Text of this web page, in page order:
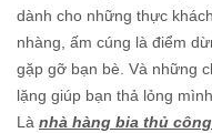
dành cho những thực
nhàng, ấm cúng là điểm
gặp gỡ bạn bè. Và những
lặng giúp bạn thả lỏng
Là nhà hàng bia thủ công